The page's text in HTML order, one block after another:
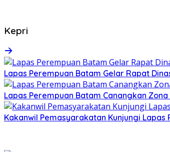
Kepri
Lapas Perempuan Batam Gelar Rapat
Lapas Perempuan Batam Canangkan
Kakanwil Pemasyarakatan Kunjungi